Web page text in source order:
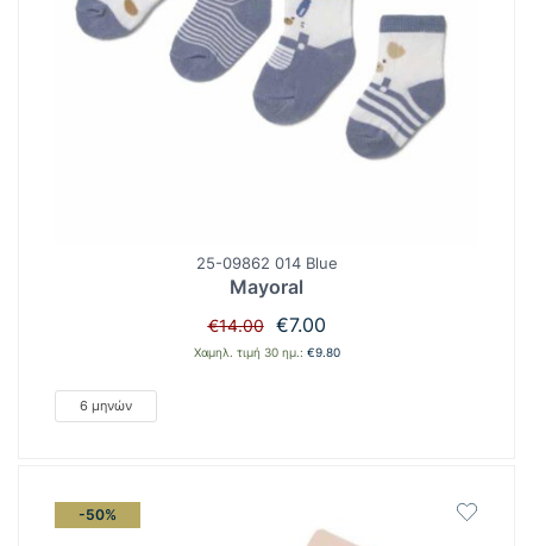
25-09862 014 Blue
Mayoral
€14.00
Original
price
€7.00Η
τρέχουσα
Χαμηλ. τιμή 30 ημ.: €9.80
6 μηνών
-50%